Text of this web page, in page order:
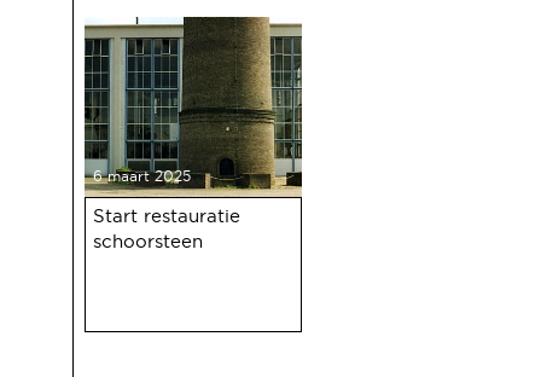
haven 100 jaar bestaat.
6 maart 2025
Start restauratie
schoorsteen